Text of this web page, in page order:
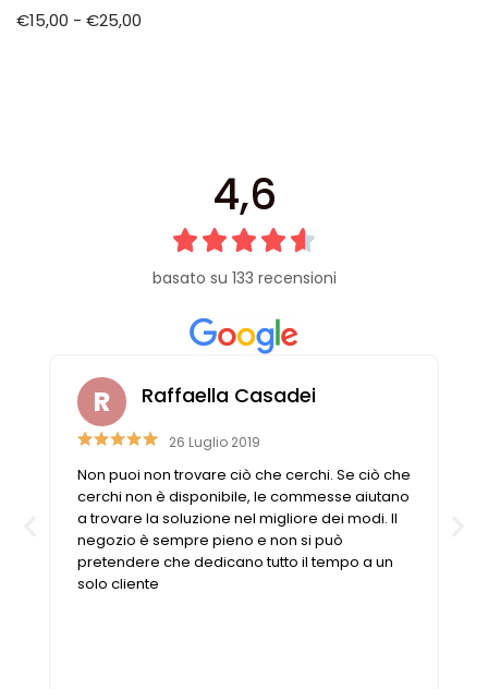
€15,00 - €25,00
4,6
basato su 133 recensioni
Raffaella Casadei
26 Luglio 2019
Non puoi non trovare ciò che cerchi. Se ciò che
cerchi non è disponibile, le commesse aiutano
a trovare la soluzione nel migliore dei modi. Il
negozio è sempre pieno e non si può
pretendere che dedicano tutto il tempo a un
solo cliente